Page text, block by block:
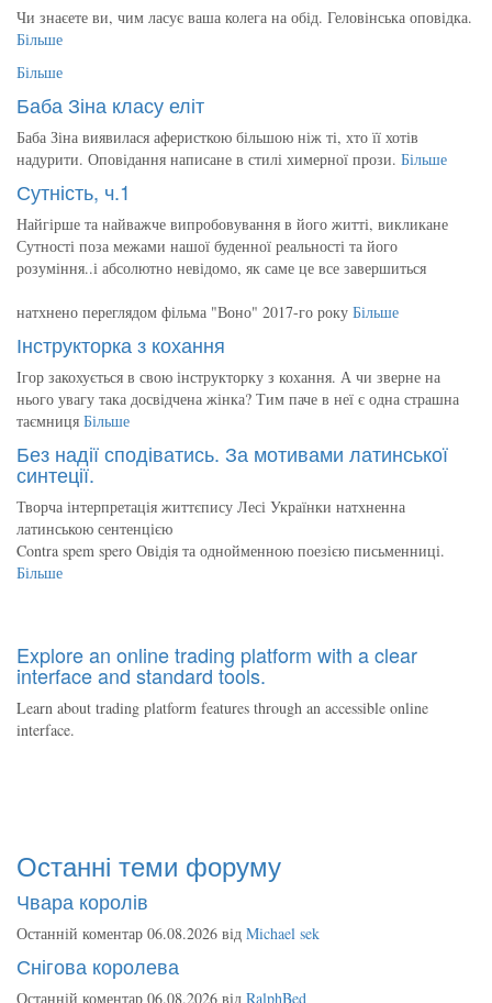
Чи знаєете ви, чим ласує ваша колега на обід. Геловінська оповідка.
Більше
Більше
Баба Зіна класу еліт
Баба Зіна виявилася аферисткою більшою ніж ті, хто її хотів
надурити. Оповідання написане в стилі химерної прози. Більше
Сутність, ч.1
Найгірше та найважче випробовування в його житті, викликане
Сутності поза межами нашої буденної реальності та його
розуміння..і абсолютно невідомо, як саме це все завершиться
натхнено переглядом фільма "Воно" 2017-го року Більше
Інструкторка з кохання
Ігор закохується в свою інструкторку з кохання. А чи зверне на
нього увагу така досвідчена жінка? Тим паче в неї є одна страшна
таємниця Більше
Без надії сподіватись. За мотивами латинської
синтеції.
Творча інтерпретація життєпису Лесі Українки натхненна
латинською сентенцією
Contra spem spero Овідія та однойменною поезією письменниці.
Більше
Explore an online trading platform with a clear
interface and standard tools.
Learn about trading platform features through an accessible online
interface.
Останні теми форуму
Чвара королів
Останній коментар 06.08.2026 від Michael sek
Снігова королева
Останній коментар 06.08.2026 від RalphBed